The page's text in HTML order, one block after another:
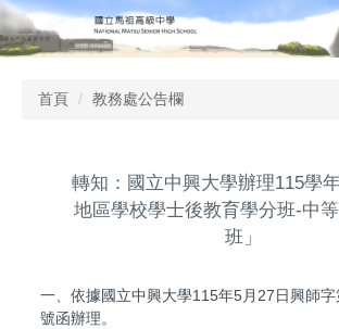
跳
到
主
首頁 教務處公告欄
轉知：國立中興大學辦理115學
地區學校學士後教育學分班-中
班」
一、依據國立中興大學115年5月27日興師
號函辦理。